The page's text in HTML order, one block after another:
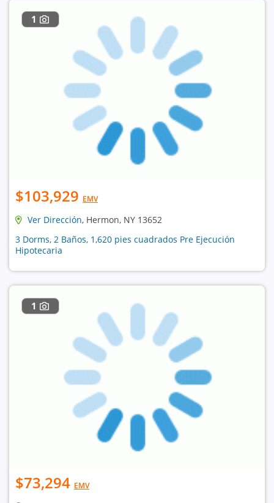
1
$103,929 EMV
Ver Dirección, Hermon, NY 13652
3 Dorms, 2 Baños, 1,620 pies cuadrados Pre Ejecución
Hipotecaria
1
$73,294 EMV